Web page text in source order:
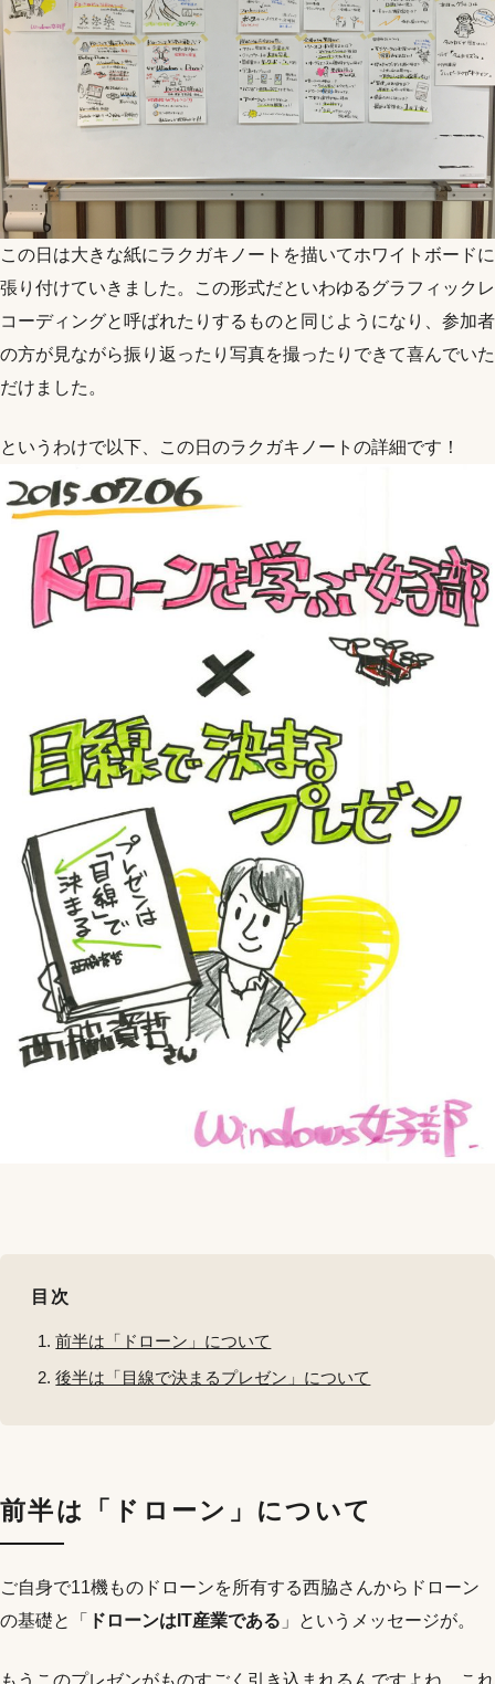
この日は大きな紙にラクガキノートを描いてホワイトボードに
張り付けていきました。この形式だといわゆるグラフィックレ
コーディングと呼ばれたりするものと同じようになり、参加者
の方が見ながら振り返ったり写真を撮ったりできて喜んでいた
だけました。
というわけで以下、この日のラクガキノートの詳細です！
目次
前半は「ドローン」について
後半は「目線で決まるプレゼン」について
前半は「ドローン」について
ご自身で11機ものドローンを所有する西脇さんからドローン
の基礎と「
ドローンはIT産業である 」というメッセージが。